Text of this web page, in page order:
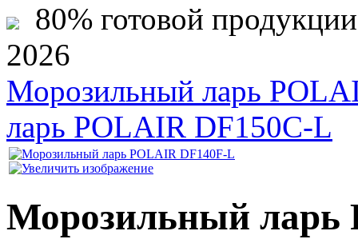
80% готовой
2026
Морозильный ларь
ларь POLAIR DF150C-L
Морозильный ларь